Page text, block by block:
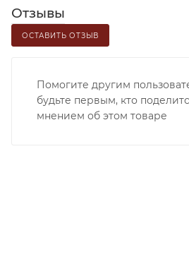
Отзывы
ОСТАВИТЬ ОТЗЫВ
Помогите другим
будьте первым, кто
мнением об этом товаре